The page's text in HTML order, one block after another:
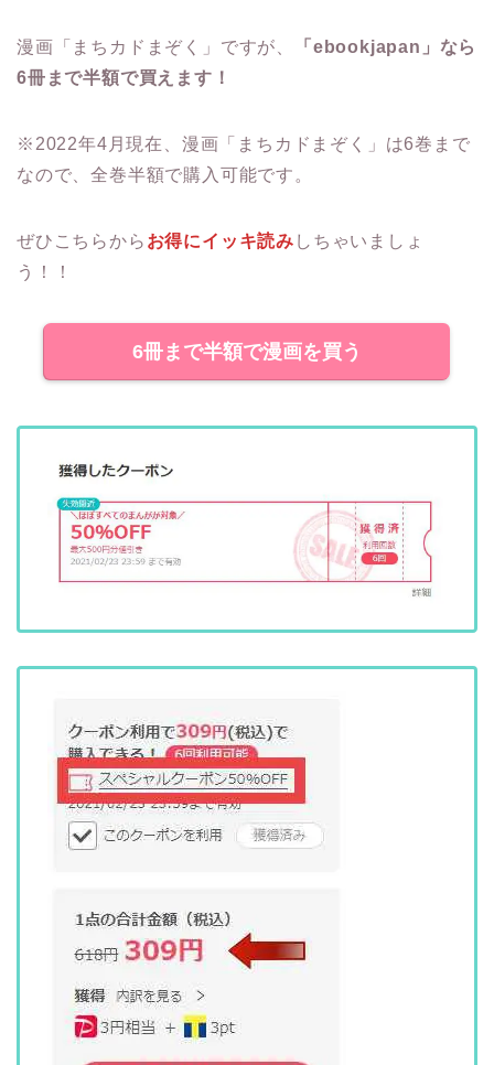
漫画「まちカドまぞく」ですが、
「ebookjapan」なら
6冊まで半額で買えます！
※2022年4月現在、漫画「まちカドまぞく」は6巻まで
なので、全巻半額で購入可能です。
ぜひこちらから お得にイッキ読み しちゃいましょ
う！！
6冊まで半額で漫画を買う